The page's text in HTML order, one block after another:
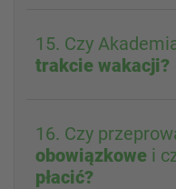
15. Czy
trakcie wakacji?
16. Czy
obowiązkowe i
płacić?